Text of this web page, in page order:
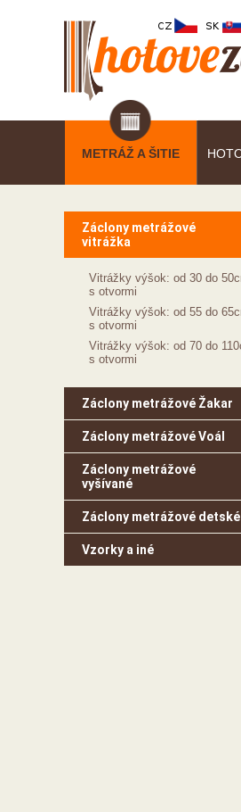
METRÁŽ A ŠITIE
Záclony metrážové
vitrážka
Vitrážky výšok: od 30 do
s otvormi
Vitrážky výšok: od 55 do
s otvormi
Vitrážky výšok: od 70 do
s otvormi
Záclony metrážové Žakar
Záclony metrážové Voál
Záclony metrážové
vyšívané
Záclony metrážové detské
Vzorky a iné